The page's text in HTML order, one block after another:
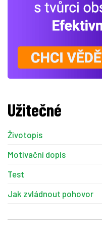
Užitečné
Životopis
Motivační dopis
Test
Jak zvládnout pohovor